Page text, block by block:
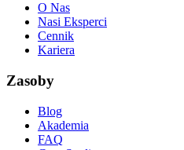
O Nas
Nasi Eksperci
Cennik
Kariera
Zasoby
Blog
Akademia
FAQ